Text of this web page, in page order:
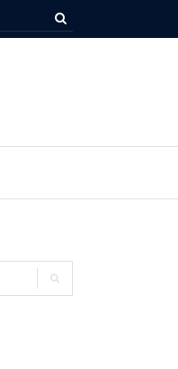
di Satelit Measat 3b &